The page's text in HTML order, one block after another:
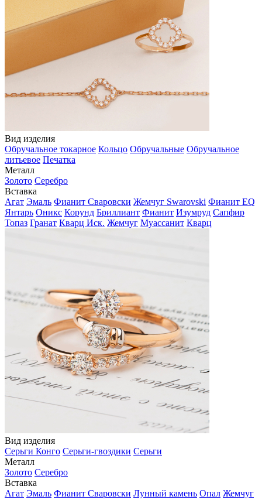
Вид изделия
Обручальное токарное Кольцо Обручальные Обручальное
литьевое Печатка
Металл
Золото Серебро
Вставка
Агат Эмаль Фианит Сваровски Жемчуг Swarovski Фианит EQ
Янтарь Оникс Корунд Бриллиант Фианит Изумруд Сапфир
Топаз Гранат Кварц Иск. Жемчуг Муассанит Кварц
Вид изделия
Серьги Конго Серьги-гвоздики Серьги
Металл
Золото Серебро
Вставка
Агат Эмаль Фианит Сваровски Лунный камень Опал Жемчуг